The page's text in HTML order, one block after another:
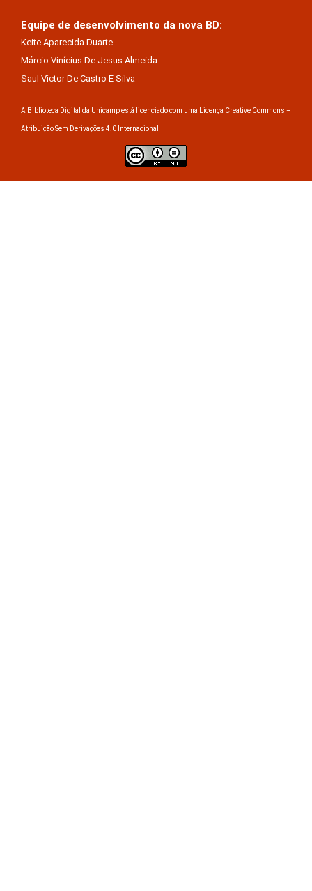
Equipe de desenvolvimento da nova BD:
Keite Aparecida Duarte
Márcio Vinícius De Jesus Almeida
Saul Victor De Castro E Silva
A Biblioteca Digital da Unicamp está licenciado com uma Licença Creative Commons –
Atribuição Sem Derivações 4.0 Internacional